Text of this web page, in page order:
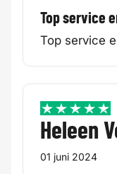
Top service
Top service
5 / 5
Heleen
01 juni 2024